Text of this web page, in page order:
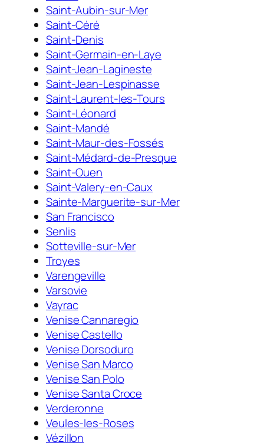
Saint-Aubin-sur-Mer
Saint-Céré
Saint-Denis
Saint-Germain-en-Laye
Saint-Jean-Lagineste
Saint-Jean-Lespinasse
Saint-Laurent-les-Tours
Saint-Léonard
Saint-Mandé
Saint-Maur-des-Fossés
Saint-Médard-de-Presque
Saint-Ouen
Saint-Valery-en-Caux
Sainte-Marguerite-sur-Mer
San Francisco
Senlis
Sotteville-sur-Mer
Troyes
Varengeville
Varsovie
Vayrac
Venise Cannaregio
Venise Castello
Venise Dorsoduro
Venise San Marco
Venise San Polo
Venise Santa Croce
Verderonne
Veules-les-Roses
Vézillon